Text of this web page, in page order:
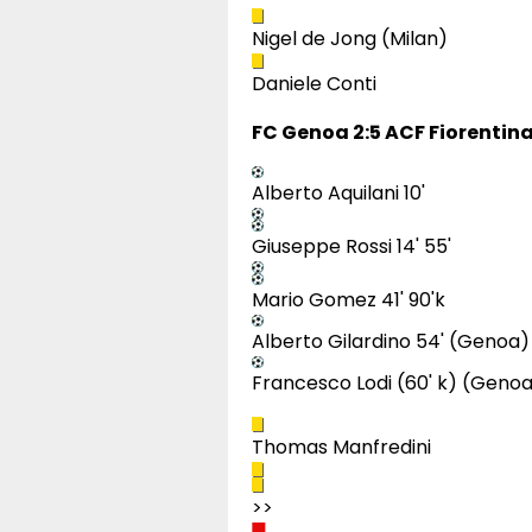
Nigel de Jong (Milan)
Daniele Conti
FC Genoa 2:5 ACF
Alberto Aquilani 10'
Giuseppe Rossi 14' 55'
Mario Gomez 41' 90'k
Alberto Gilardino 54' (Genoa)
Francesco Lodi (60' k)
Thomas Manfredini
>>